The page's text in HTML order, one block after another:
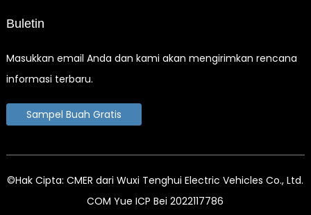
Buletin
Masukkan email Anda dan kami akan mengirimkan rencana
informasi terbaru.
Sampel Buah Gratis
©Hak Cipta: CMER dari Wuxi Tenghui Electric Vehicles Co., Ltd.
COM Yue ICP Bei 2022117786